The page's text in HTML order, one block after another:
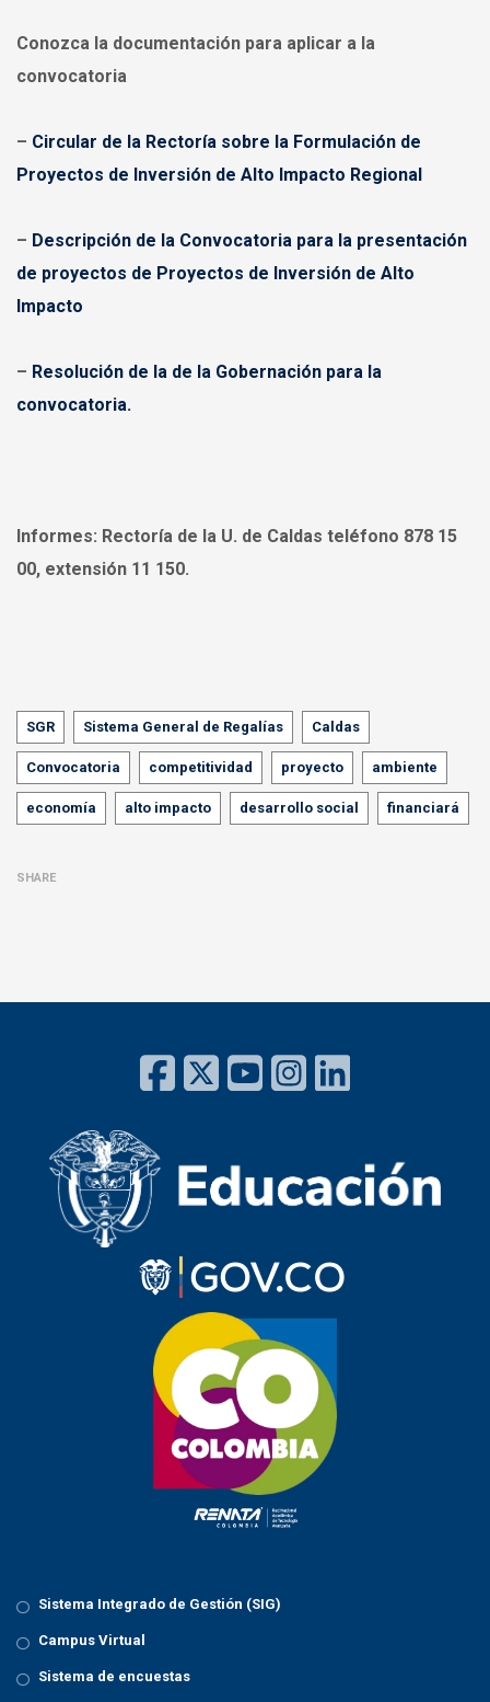
Conozca la documentación para aplicar a la
convocatoria
– Circular de la Rectoría sobre la Formulación de
Proyectos de Inversión de Alto Impacto Regional
– Descripción de la Convocatoria para la presentación
de proyectos de Proyectos de Inversión de Alto
Impacto
– Resolución de la de la Gobernación para la
convocatoria.
Informes: Rectoría de la U. de Caldas teléfono 878 15
00, extensión 11 150.
Tags
SGR Sistema General de Regalías Caldas
Convocatoria competitividad proyecto ambiente
economía alto impacto desarrollo social financiará
SHARE
Sistema Integrado de Gestión (SIG)
Campus Virtual
Sistema de encuestas